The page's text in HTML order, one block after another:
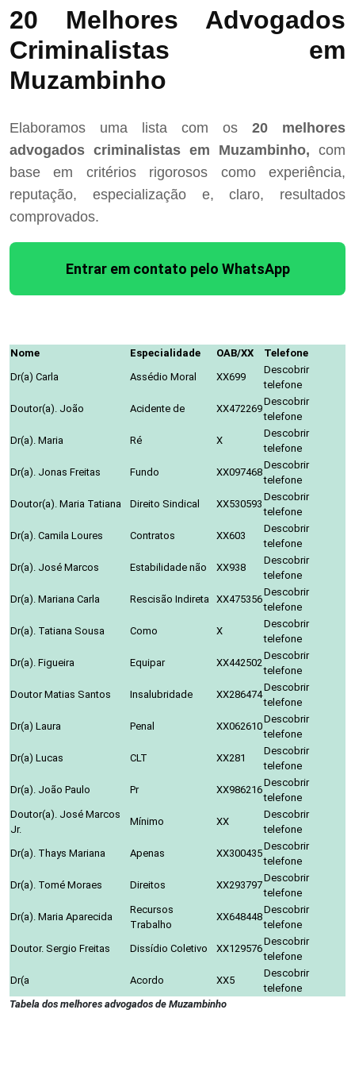
20 Melhores Advogados
Criminalistas em
Muzambinho
Elaboramos uma lista com os 20 melhores
advogados criminalistas em Muzambinho, com
base em critérios rigorosos como experiência,
reputação, especialização e, claro, resultados
comprovados.
Entrar em contato pelo WhatsApp
Nome Especialidade OAB/XX
Telefone
Dr(a) Carla
Assédio Moral XX699
Descobrir
telefone
Doutor(a). João
Acidente de XX472269
Descobrir
telefone
Dr(a). Maria
Ré X
Descobrir
telefone
Dr(a). Jonas Freitas
Fundo XX097468
Descobrir
telefone
Doutor(a). Maria Tatiana
Direito Sindical XX530593
Descobrir
telefone
Dr(a). Camila Loures
Contratos XX603
Descobrir
telefone
Dr(a). José Marcos
Estabilidade não XX938
Descobrir
telefone
Dr(a). Mariana Carla
Rescisão Indireta XX475356
Descobrir
telefone
Dr(a). Tatiana Sousa
Como X
Descobrir
telefone
Dr(a). Figueira
Equipar XX442502
Descobrir
telefone
Doutor Matias Santos
Insalubridade XX286474
Descobrir
telefone
Dr(a) Laura
Penal XX062610
Descobrir
telefone
Dr(a) Lucas
CLT XX281
Descobrir
telefone
Dr(a). João Paulo
Pr XX986216
Descobrir
telefone
Doutor(a). José Marcos
Jr.
Mínimo XX
Descobrir
telefone
Dr(a). Thays Mariana
Apenas XX300435
Descobrir
telefone
Dr(a). Tomé Moraes
Direitos XX293797
Descobrir
telefone
Dr(a). Maria Aparecida
Recursos
Trabalho
XX648448
Descobrir
telefone
Doutor. Sergio Freitas
Dissídio Coletivo XX129576
Descobrir
telefone
Dr(a
Acordo XX5
Descobrir
telefone
Tabela dos melhores advogados de Muzambinho